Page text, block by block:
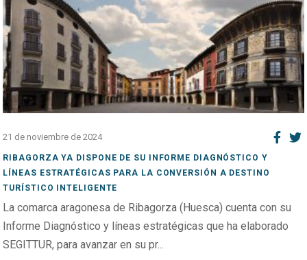
21 de noviembre de 2024
RIBAGORZA YA DISPONE DE SU INFORME DIAGNÓSTICO Y
LÍNEAS ESTRATÉGICAS PARA LA CONVERSIÓN A DESTINO
TURÍSTICO INTELIGENTE
La comarca aragonesa de Ribagorza (Huesca) cuenta con su
Informe Diagnóstico y líneas estratégicas que ha elaborado
SEGITTUR, para avanzar en su pr...